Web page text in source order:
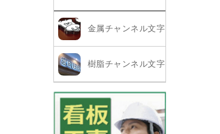
金属チャンネル文字
樹脂チャンネル文字